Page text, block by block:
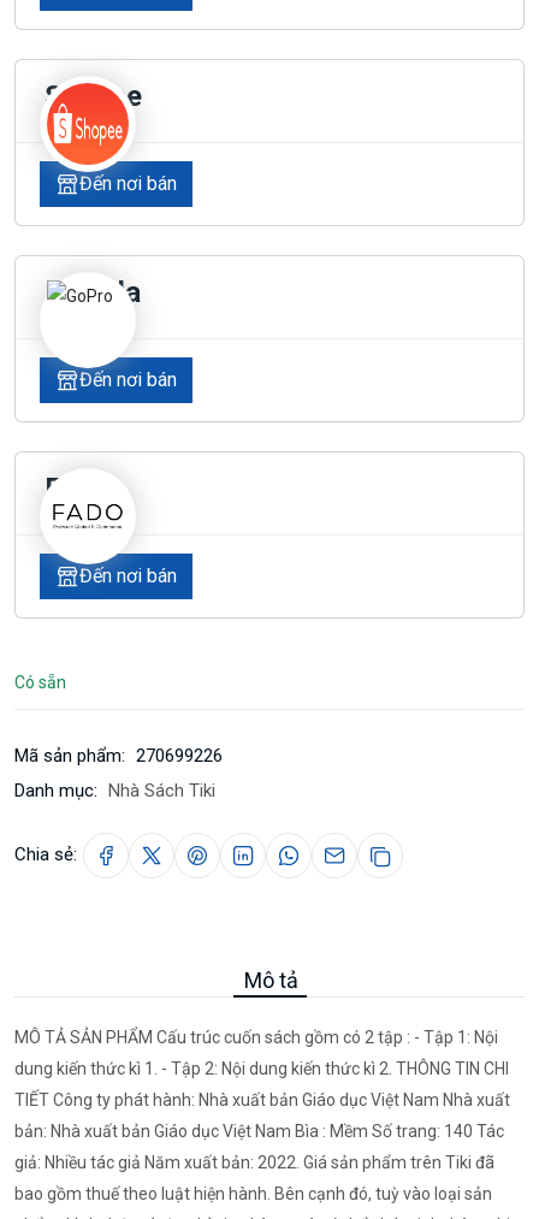
Shopee
Đến nơi bán
Lazada
Đến nơi bán
Fado
Đến nơi bán
Có sẵn
Mã sản phẩm: 270699226
Danh mục: Nhà Sách Tiki
Chia sẻ:
Mô tả
MÔ TẢ SẢN PHẨM Cấu trúc cuốn sách gồm có 2 tập : - Tập 1: Nội
dung kiến thức kì 1. - Tập 2: Nội dung kiến thức kì 2. THÔNG TIN CHI
TIẾT Công ty phát hành: Nhà xuất bản Giáo dục Việt Nam Nhà xuất
bản: Nhà xuất bản Giáo dục Việt Nam Bìa : Mềm Số trang: 140 Tác
giả: Nhiều tác giả Năm xuất bản: 2022. Giá sản phẩm trên Tiki đã
bao gồm thuế theo luật hiện hành. Bên cạnh đó, tuỳ vào loại sản